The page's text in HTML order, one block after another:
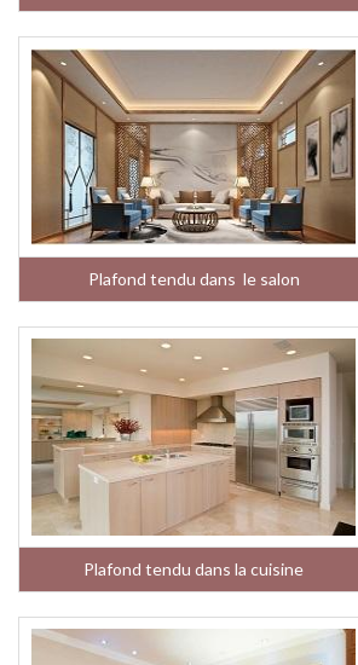
Plafond tendu dans le salon
Plafond tendu dans la cuisine